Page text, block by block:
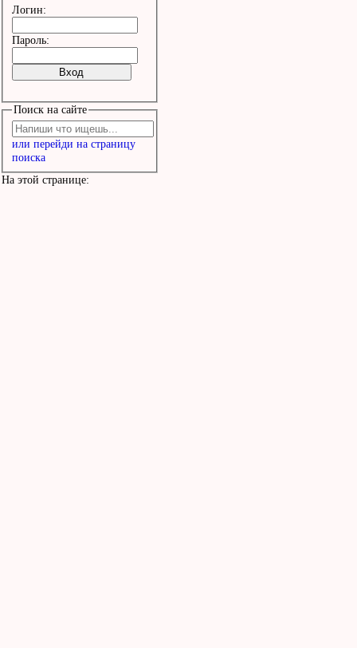
Логин:
Пароль:
Поиск на сайте
или перейди на страницу
поиска
На этой странице: